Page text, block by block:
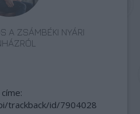
A ZSÁMBÉKI NYÁRI
trackback/id/7904028